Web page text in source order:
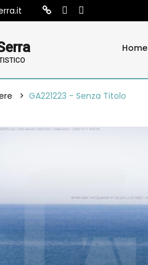
Home
GA221223 - Senza Titolo